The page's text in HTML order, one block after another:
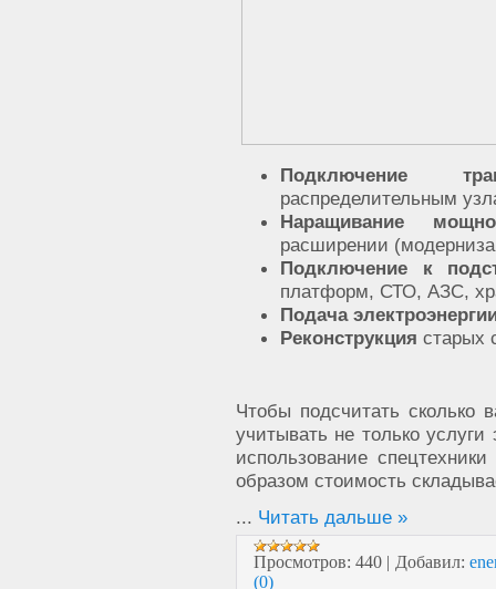
Подключение
распределительным
Наращивание
расширении
Подключение к
платформ, СТО, АЗС,
Подача
Реконструкция старых
Чтобы подсчитать сколько
учитывать не только
использование
образом стоимость
... Читать дальше »
Просмотров: 440 | Добавил:
(0)